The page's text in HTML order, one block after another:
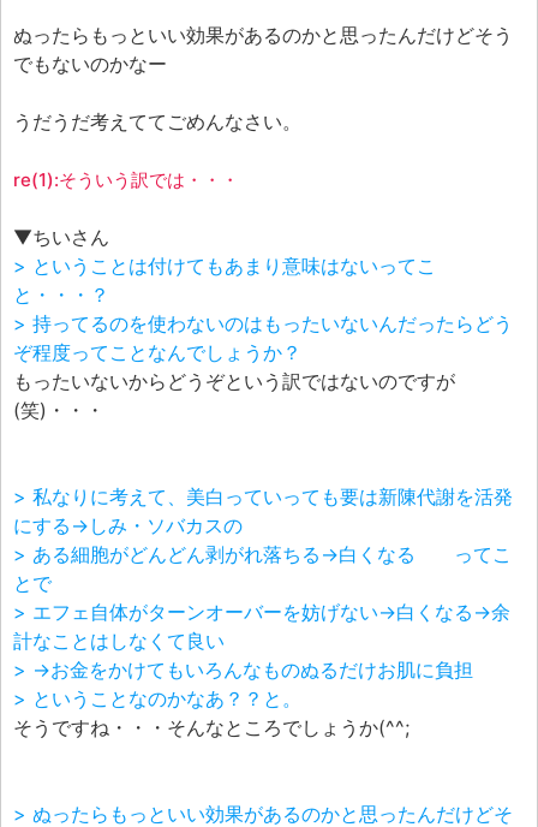
ぬったらもっといい効果があるのかと思ったんだけどそう
でもないのかなー
うだうだ考えててごめんなさい。
re(1):そういう訳では・・・
▼ちいさん
> ということは付けてもあまり意味はないってこ
と・・・？
> 持ってるのを使わないのはもったいないんだったらどう
ぞ程度ってことなんでしょうか？
もったいないからどうぞという訳ではないのですが
(笑)・・・
> 私なりに考えて、美白っていっても要は新陳代謝を活発
にする→しみ・ソバカスの
> ある細胞がどんどん剥がれ落ちる→白くなる ってこ
とで
> エフェ自体がターンオーバーを妨げない→白くなる→余
計なことはしなくて良い
> →お金をかけてもいろんなものぬるだけお肌に負担
> ということなのかなあ？？と。
そうですね・・・そんなところでしょうか(^^;
> ぬったらもっといい効果があるのかと思ったんだけどそ